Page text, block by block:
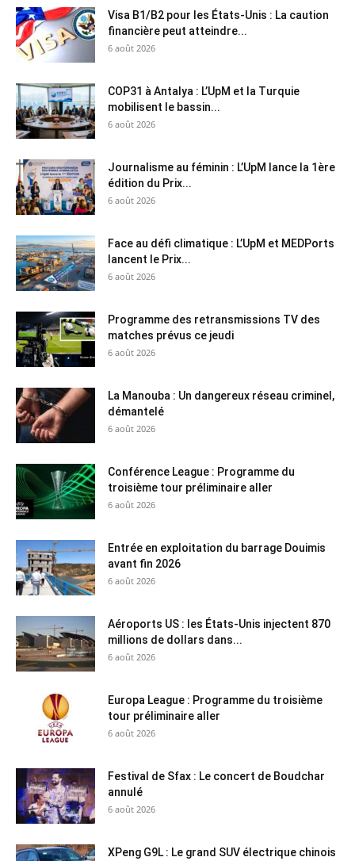
Visa B1/B2 pour les États-Unis : La caution
financière peut atteindre...
6 août 2026
COP31 à Antalya : L’UpM et la Turquie
mobilisent le bassin...
6 août 2026
Journalisme au féminin : L’UpM lance la 1ère
édition du Prix...
6 août 2026
Face au défi climatique : L’UpM et MEDPorts
lancent le Prix...
6 août 2026
Programme des retransmissions TV des
matches prévus ce jeudi
6 août 2026
La Manouba : Un dangereux réseau criminel,
démantelé
6 août 2026
Conférence League : Programme du
troisième tour préliminaire aller
6 août 2026
Entrée en exploitation du barrage Douimis
avant fin 2026
6 août 2026
Aéroports US : les États-Unis injectent 870
millions de dollars dans...
6 août 2026
Europa League : Programme du troisième
tour préliminaire aller
6 août 2026
Festival de Sfax : Le concert de Boudchar
annulé
6 août 2026
XPeng G9L : Le grand SUV électrique chinois